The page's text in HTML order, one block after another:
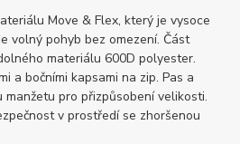
Move & Flex, který je vysoce
volný pohyb bez omezení. Část
materiálu 600D polyester.
a bočními kapsami na zip. Pas a
pro přizpůsobení velikosti.
v prostředí se zhoršenou